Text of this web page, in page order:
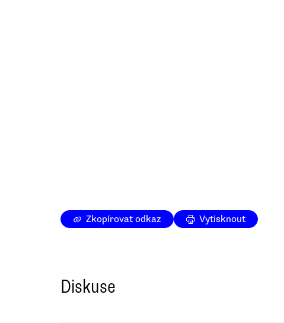
Zkopírovat odkaz Vytisknout
Diskuse